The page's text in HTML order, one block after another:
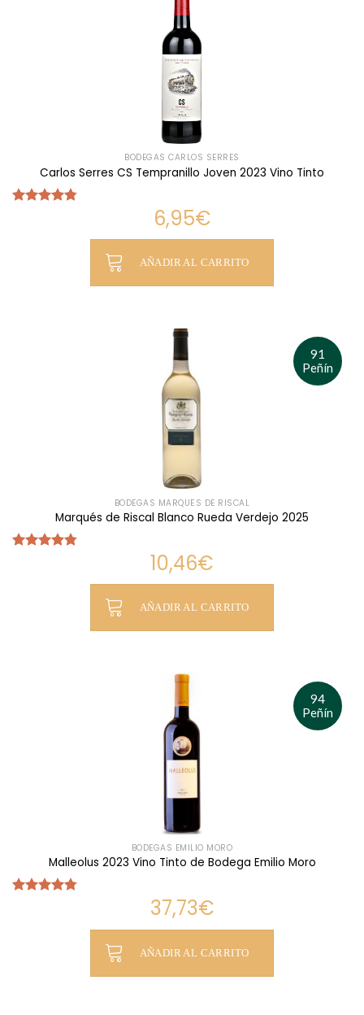
BODEGAS CARLOS SERRES
Carlos Serres CS Tempranillo Joven 2023 Vino Tinto
6,95€
AÑADIR AL CARRITO
91
Peñín
BODEGAS MARQUÉS DE RISCAL
Marqués de Riscal Blanco Rueda Verdejo 2025
10,46€
AÑADIR AL CARRITO
94
Peñín
BODEGAS EMILIO MORO
Malleolus 2023 Vino Tinto de Bodega Emilio Moro
37,73€
AÑADIR AL CARRITO